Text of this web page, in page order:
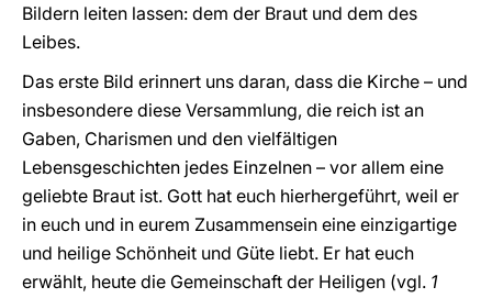
Bildern leiten lassen: dem der Braut und dem des
Leibes.
Das erste Bild erinnert uns daran, dass die Kirche – und
insbesondere diese Versammlung, die reich ist an
Gaben, Charismen und den vielfältigen
Lebensgeschichten jedes Einzelnen – vor allem eine
geliebte Braut ist. Gott hat euch hierhergeführt, weil er
in euch und in eurem Zusammensein eine einzigartige
und heilige Schönheit und Güte liebt. Er hat euch
erwählt, heute die Gemeinschaft der Heiligen (vgl. 1